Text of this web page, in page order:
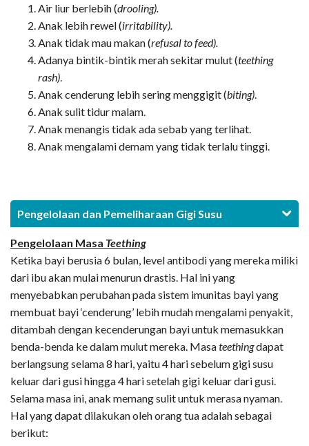
Air liur berlebih (drooling).
Anak lebih rewel (irritability).
Anak tidak mau makan (refusal to feed).
Adanya bintik-bintik merah sekitar mulut (teething
rash).
Anak cenderung lebih sering menggigit (biting).
Anak sulit tidur malam.
Anak menangis tidak ada sebab yang terlihat.
Anak mengalami demam yang tidak terlalu tinggi.
Pengelolaan dan Pemeliharaan Gigi Susu
Pengelolaan Masa Teething
Ketika bayi berusia 6 bulan, level antibodi yang mereka miliki
dari ibu akan mulai menurun drastis. Hal ini yang
menyebabkan perubahan pada sistem imunitas bayi yang
membuat bayi ‘cenderung’ lebih mudah mengalami penyakit,
ditambah dengan kecenderungan bayi untuk memasukkan
benda-benda ke dalam mulut mereka. Masateethingdapat
berlangsung selama 8 hari, yaitu 4 hari sebelum gigi susu
keluar dari gusi hingga 4 hari setelah gigi keluar dari gusi.
Selama masa ini, anak memang sulit untuk merasa nyaman.
Hal yang dapat dilakukan oleh orang tua adalah sebagai
berikut: